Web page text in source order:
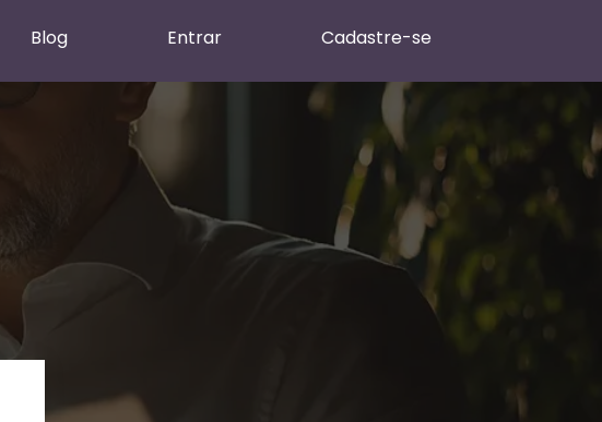
Blog Entrar Cadastre-se